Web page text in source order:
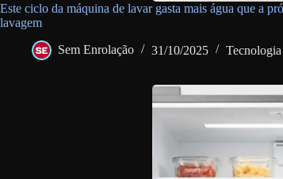
Este ciclo da máquina de lavar gasta mais água que a
lavagem
Sem Enrolação 31/10/2025 Tecnologia